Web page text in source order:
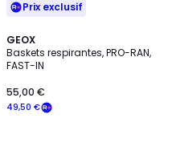
Prix exclusif
GEOX
Baskets respirantes, PRO-RAN,
FAST-IN
49,50 €
55,00 €